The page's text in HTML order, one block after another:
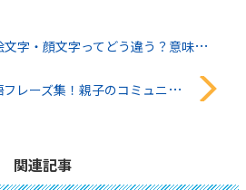
顔文字ってどう違う？意味と使い方をやさしく解説
のコミュニケーションが楽しくなるおうち英語ガイド
関連記事